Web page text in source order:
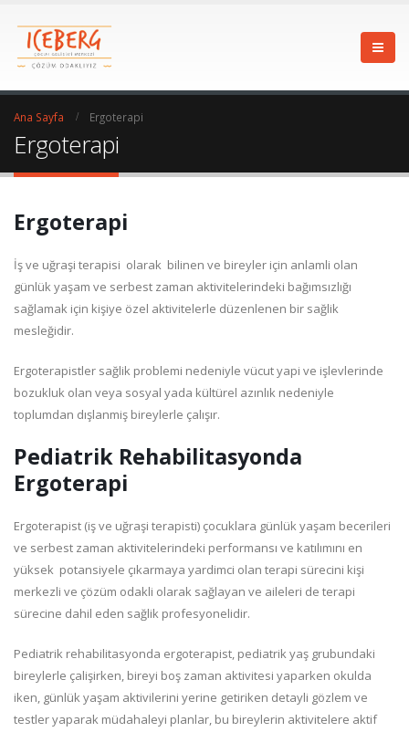
Ana Sayfa Ergoterapi
Ergoterapi
Ergoterapi
İş ve uğraşi terapisi olarak bilinen ve bireyler için anlamli olan
günlük yaşam ve serbest zaman aktivitelerindeki bağımsızlığı
sağlamak için kişiye özel aktivitelerle düzenlenen bir sağlik
mesleğidir.
Ergoterapistler sağlik problemi nedeniyle vücut yapi ve işlevlerinde
bozukluk olan veya sosyal yada kültürel azınlık nedeniyle
toplumdan dışlanmiş bireylerle çalışır.
Pediatrik Rehabilitasyonda
Ergoterapi
Ergoterapist (iş ve uğraşi terapisti) çocuklara günlük yaşam becerileri
ve serbest zaman aktivitelerindeki performansı ve katılımını en
yüksek potansiyele çıkarmaya yardimci olan terapi sürecini kişi
merkezli ve çözüm odakli olarak sağlayan ve aileleri de terapi
sürecine dahil eden sağlik profesyonelidir.
Pediatrik rehabilitasyonda ergoterapist, pediatrik yaş grubundaki
bireylerle çalişirken, bireyi boş zaman aktivitesi yaparken okulda
iken, günlük yaşam aktivilerini yerine getiriken detayli gözlem ve
testler yaparak müdahaleyi planlar, bu bireylerin aktivitelere aktif